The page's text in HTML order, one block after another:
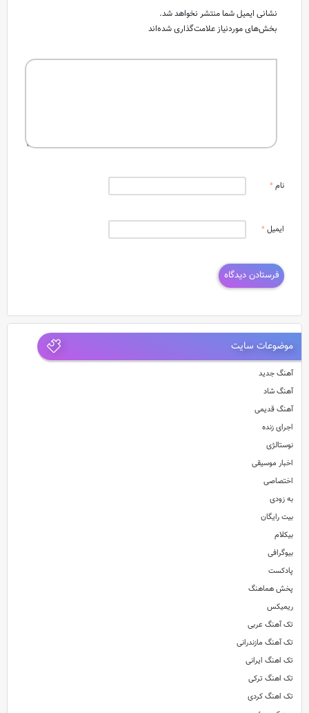
نشانی ایمیل شما منتشر نخواهد شد.
بخش‌های موردنیاز علامت‌گذاری شده‌اند
نام*
ایمیل*
موضوعات سایت
آهنگ جدید
آهنگ شاد
آهنگ قدیمی
اجرای زنده
نوستالژی
اخبار موسیقی
اختصاصی
به زودی
بیت رایگان
بیکلام
بیوگرافی
پادکست
پخش هماهنگ
ریمیکس
تک آهنگ عربی
تک آهنگ مازندرانی
تک اهنگ ایرانی
تک اهنگ ترکی
تک اهنگ کردی